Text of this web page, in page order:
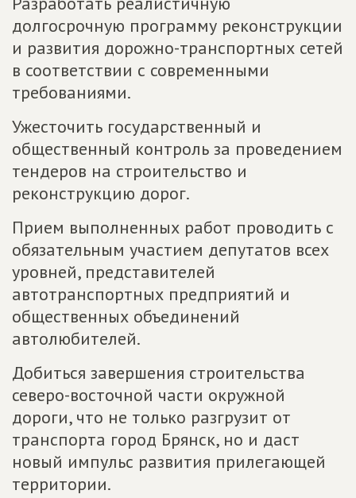
долгосрочную программу реконструкции
и развития дорожно-транспортных сетей
в соответствии с современными
требованиями.
Ужесточить государственный и
общественный контроль за проведением
тендеров на строительство и
реконструкцию дорог.
Прием выполненных работ проводить с
обязательным участием депутатов всех
уровней, представителей
автотранспортных предприятий и
общественных объединений
автолюбителей.
Добиться завершения строительства
северо-восточной части окружной
дороги, что не только разгрузит от
транспорта город Брянск, но и даст
новый импульс развития прилегающей
территории.